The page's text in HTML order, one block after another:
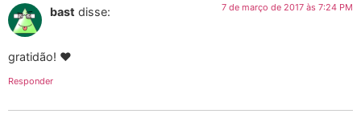
bast disse: 7 de março de 2017 às 7:24 PM
gratidão! ♥
Responder